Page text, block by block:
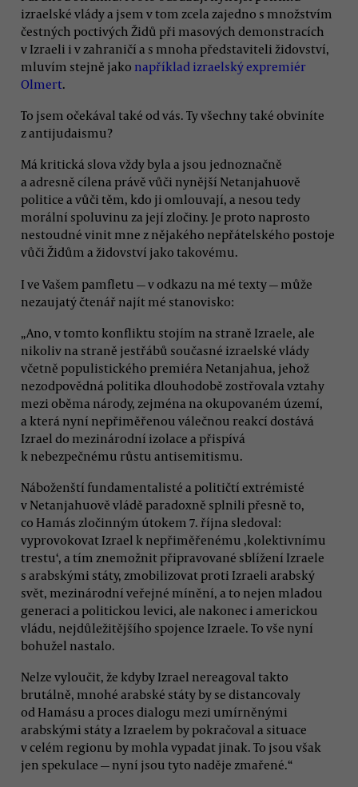
izraelské vlády a jsem v tom zcela zajedno s množstvím
čestných poctivých Židů při masových demonstracích
v Izraeli i v zahraničí a s mnoha představiteli židovství,
mluvím stejně jako například izraelský expremiér
Olmert.
To jsem očekával také od vás. Ty všechny také obviníte
z antijudaismu?
Má kritická slova vždy byla a jsou jednoznačně
a adresně cílena právě vůči nynější Netanjahuově
politice a vůči těm, kdo ji omlouvají, a nesou tedy
morální spoluvinu za její zločiny. Je proto naprosto
nestoudné vinit mne z nějakého nepřátelského postoje
vůči Židům a židovství jako takovému.
I ve Vašem pamfletu — v odkazu na mé texty — může
nezaujatý čtenář najít mé stanovisko:
„Ano, v tomto konfliktu stojím na straně Izraele, ale
nikoliv na straně jestřábů současné izraelské vlády
včetně populistického premiéra Netanjahua, jehož
nezodpovědná politika dlouhodobě zostřovala vztahy
mezi oběma národy, zejména na okupovaném území,
a která nyní nepřiměřenou válečnou reakcí dostává
Izrael do mezinárodní izolace a přispívá
k nebezpečnému růstu antisemitismu.
Náboženští fundamentalisté a političtí extrémisté
v Netanjahuově vládě paradoxně splnili přesně to,
co Hamás zločinným útokem 7. října sledoval:
vyprovokovat Izrael k nepřiměřenému ‚kolektivnímu
trestu‘, a tím znemožnit připravované sblížení Izraele
s arabskými státy, zmobilizovat proti Izraeli arabský
svět, mezinárodní veřejné mínění, a to nejen mladou
generaci a politickou levici, ale nakonec i americkou
vládu, nejdůležitějšího spojence Izraele. To vše nyní
bohužel nastalo.
Nelze vyloučit, že kdyby Izrael nereagoval takto
brutálně, mnohé arabské státy by se distancovaly
od Hamásu a proces dialogu mezi umírněnými
arabskými státy a Izraelem by pokračoval a situace
v celém regionu by mohla vypadat jinak. To jsou však
jen spekulace — nyní jsou tyto naděje zmařené.“